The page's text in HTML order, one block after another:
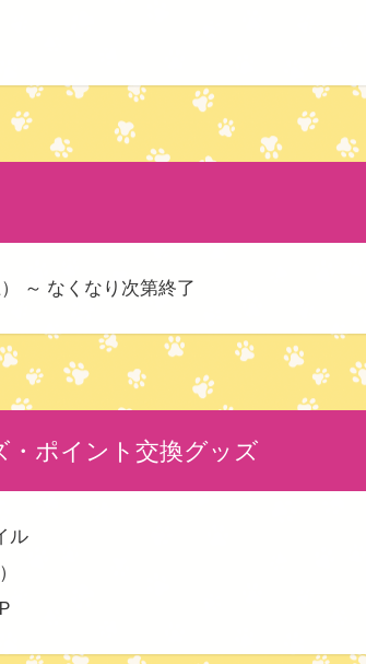
～ なくなり次第終了
・ポイント交換グッズ
ル